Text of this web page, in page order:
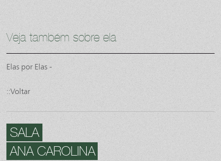
Veja também sobre ela
Elas por Elas -
::Voltar
SALA
ANA CAROLINA